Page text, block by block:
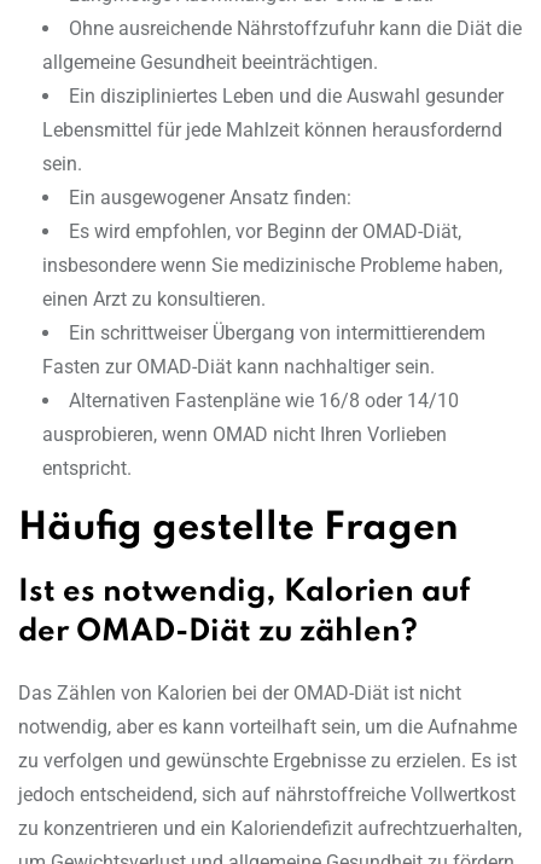
Ohne ausreichende Nährstoffzufuhr kann die Diät die
allgemeine Gesundheit beeinträchtigen.
Ein diszipliniertes Leben und die Auswahl gesunder
Lebensmittel für jede Mahlzeit können herausfordernd
sein.
Ein ausgewogener Ansatz finden:
Es wird empfohlen, vor Beginn der OMAD-Diät,
insbesondere wenn Sie medizinische Probleme haben,
einen Arzt zu konsultieren.
Ein schrittweiser Übergang von intermittierendem
Fasten zur OMAD-Diät kann nachhaltiger sein.
Alternativen Fastenpläne wie 16/8 oder 14/10
ausprobieren, wenn OMAD nicht Ihren Vorlieben
entspricht.
Häufig gestellte Fragen
Ist es notwendig, Kalorien auf
der OMAD-Diät zu zählen?
Das Zählen von Kalorien bei der OMAD-Diät ist nicht
notwendig, aber es kann vorteilhaft sein, um die Aufnahme
zu verfolgen und gewünschte Ergebnisse zu erzielen. Es ist
jedoch entscheidend, sich auf nährstoffreiche Vollwertkost
zu konzentrieren und ein Kaloriendefizit aufrechtzuerhalten,